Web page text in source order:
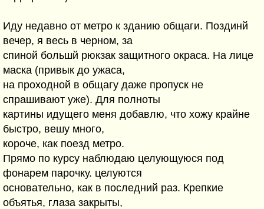
Иду недавно от метро к зданию общаги. Поздинй
вечер, я весь в черном, за
спиной большй рюкзак защитного окраса. На лице
маска (привык до ужаса,
на проходной в общагу даже пропуск не
спрашивают уже). Для полноты
картины идущего меня добавлю, что хожу крайне
быстро, вешу много,
короче, как поезд метро.
Прямо по курсу наблюдаю целующуюся под
фонарем парочку. целуются
основательно, как в последний раз. Крепкие
объятья, глаза закрыты,